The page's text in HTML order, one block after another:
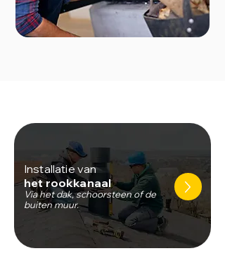
Installatie van
het rookkanaal
Via het dak, schoorsteen of de
buiten muur.